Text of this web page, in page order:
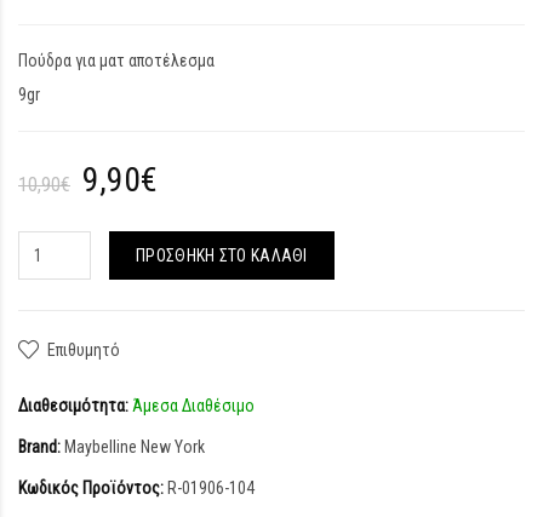
Πούδρα για ματ αποτέλεσμα
9gr
10,90€ 9,90€
ΠΡΟΣΘΉΚΗ ΣΤΟ ΚΑΛΆΘΙ
Επιθυμητό
Διαθεσιμότητα: Άμεσα Διαθέσιμο
Brand: Maybelline New York
Κωδικός Προϊόντος: R-01906-104